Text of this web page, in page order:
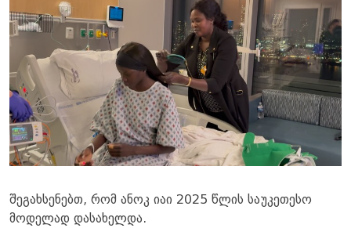
შეგახსენებთ, რომ ანოკ იაი 2025 წლის საუკეთესო
მოდელად დასახელდა.